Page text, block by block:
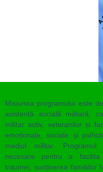
Misiunea programului este
asistență socială militară,
militar activ, veteranilor și
emoționale, sociale și
mediul militar. Programul
necesare pentru a facilita
traumei, susținerea familiilor